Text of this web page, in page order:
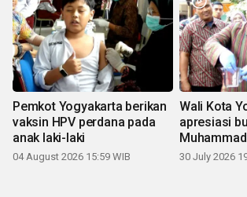
Pemkot Yogyakarta berikan
vaksin HPV perdana pada
anak laki-laki
04 August 2026 15:59 WIB
Wali Kota
apresiasi
30 July 2026